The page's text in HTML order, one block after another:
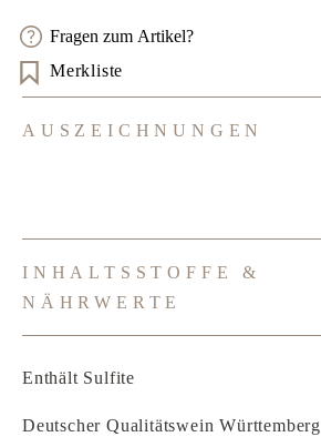
Fragen zum Artikel?
Merkliste
AUSZEICHNUNGEN
INHALTSSTOFFE &
NÄHRWERTE
Enthält Sulfite
Deutscher Qualitätswein Württemberg